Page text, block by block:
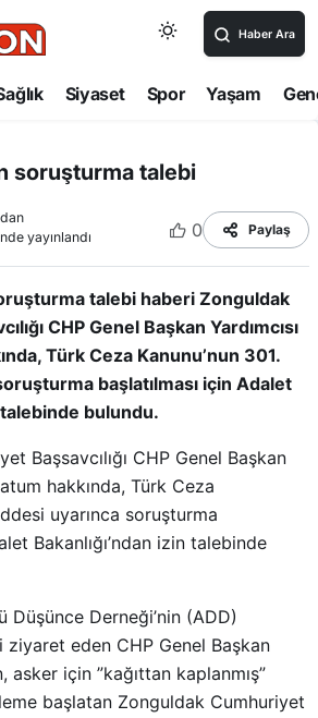
Haber Ara
Siyaset Spor Yaşam
soruşturma talebi
yayınlandı
0 Paylaş
talebi haberi Zonguldak
CHP Genel Başkan Yardımcısı
Türk Ceza Kanunu’nun 301.
başlatılması için Adalet
talebinde bulundu.
Başsavcılığı CHP Genel Başkan
hakkında, Türk Ceza
uyarınca soruşturma
Bakanlığı’ndan izin talebinde
Düşünce Derneği’nin (ADD)
ziyaret eden CHP Genel Başkan
asker için ”kağıttan kaplanmış”
başlatan Zonguldak Cumhuriyet